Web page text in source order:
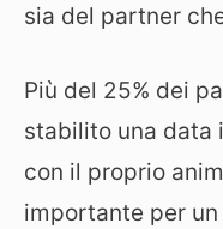
sia del partner
Più del 25% dei
stabilito una data
con il proprio
importante per